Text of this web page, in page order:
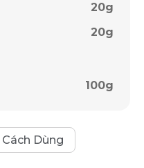
Cách Dùng
20g
20g
100g